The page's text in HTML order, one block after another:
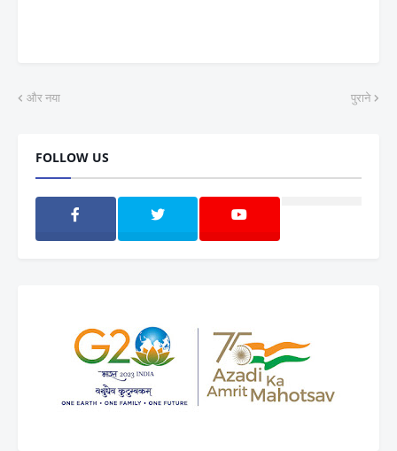
और नया पुराने
FOLLOW US